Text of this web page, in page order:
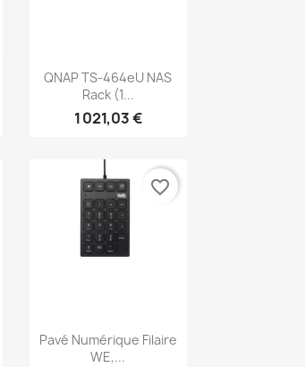
Aperçu rapide
QNAP TS-464eU NAS
Rack (1...
1 021,03 €
 Aperçu rapide
Pavé Numérique Filaire
WE,...
favorite_border